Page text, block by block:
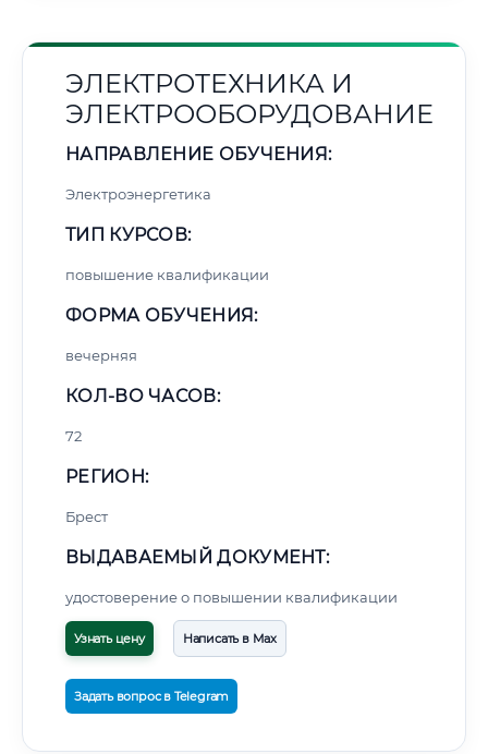
ЭЛЕКТРОТЕХНИКА И
ЭЛЕКТРООБОРУДОВАНИЕ
НАПРАВЛЕНИЕ ОБУЧЕНИЯ:
Электроэнергетика
ТИП КУРСОВ:
повышение квалификации
ФОРМА ОБУЧЕНИЯ:
вечерняя
КОЛ-ВО ЧАСОВ:
72
РЕГИОН:
Брест
ВЫДАВАЕМЫЙ ДОКУМЕНТ:
удостоверение о повышении квалификации
Узнать цену Написать в Max
Задать вопрос в Telegram